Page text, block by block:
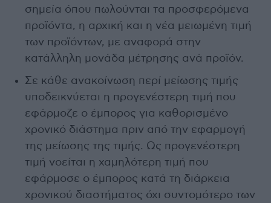
σημεία όπου πωλούνται τα προσφερόμενα
προϊόντα, η αρχική και η νέα μειωμένη τιμή
των προϊόντων, με αναφορά στην
κατάλληλη μονάδα μέτρησης ανά προϊόν.
Σε κάθε ανακοίνωση περί μείωσης τιμής
υποδεικνύεται η προγενέστερη τιμή που
εφάρμοζε ο έμπορος για καθορισμένο
χρονικό διάστημα πριν από την εφαρμογή
της μείωσης της τιμής. Ως προγενέστερη
τιμή νοείται η χαμηλότερη τιμή που
εφάρμοσε ο έμπορος κατά τη διάρκεια
χρονικού διαστήματος όχι συντομότερο των